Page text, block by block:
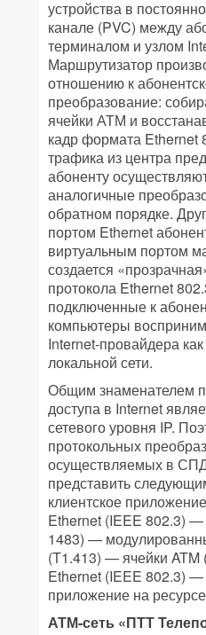
устройства в
канале (PVC) между
терминалом и узлом
Маршрутизатор
отношению к
преобразование:
ячейки АТМ и
кадр формата Ethernet
трафика из центра
абоненту
аналогичные
обратном порядке.
портом Ethernet
виртуальным портом
создается
протокола Ethernet
подключенные к
компьютеры
Internet-провайдера
локальной сети.
Общим знаменателем
доступа в Internet
сетевого уровня IP.
протокольных
осуществляемых в
представить
клиентское
Ethernet (IEEE 802.3) —
1483) —
(T1.413) — ячейки
Ethernet (IEEE 802.3)
приложение на
АТМ-сеть «ПТТ